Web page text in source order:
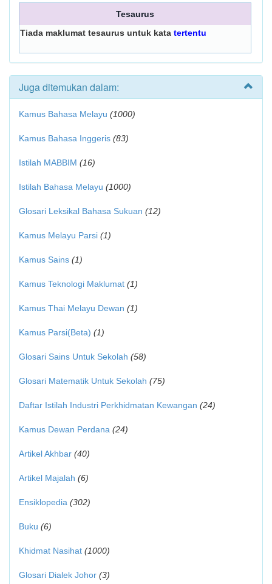
Tesaurus
Tiada maklumat tesaurus untuk kata tertentu
Juga ditemukan dalam:
Kamus Bahasa Melayu (1000)
Kamus Bahasa Inggeris (83)
Istilah MABBIM (16)
Istilah Bahasa Melayu (1000)
Glosari Leksikal Bahasa Sukuan (12)
Kamus Melayu Parsi (1)
Kamus Sains (1)
Kamus Teknologi Maklumat (1)
Kamus Thai Melayu Dewan (1)
Kamus Parsi(Beta) (1)
Glosari Sains Untuk Sekolah (58)
Glosari Matematik Untuk Sekolah (75)
Daftar Istilah Industri Perkhidmatan Kewangan (24)
Kamus Dewan Perdana (24)
Artikel Akhbar (40)
Artikel Majalah (6)
Ensiklopedia (302)
Buku (6)
Khidmat Nasihat (1000)
Glosari Dialek Johor (3)